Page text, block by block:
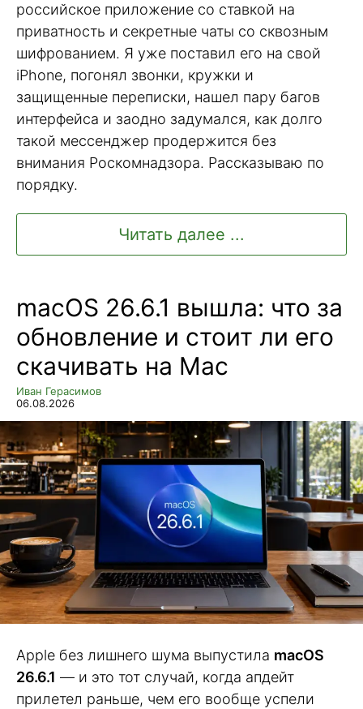
российское приложение со ставкой на
приватность и секретные чаты со сквозным
шифрованием. Я уже поставил его на свой
iPhone, погонял звонки, кружки и
защищенные переписки, нашел пару багов
интерфейса и заодно задумался, как долго
такой мессенджер продержится без
внимания Роскомнадзора. Рассказываю по
порядку.
Читать далее ...
macOS 26.6.1 вышла: что за
обновление и стоит ли его
скачивать на Mac
Иван Герасимов
06.08.2026
Apple без лишнего шума выпустила macOS
26.6.1 — и это тот случай, когда апдейт
прилетел раньше, чем его вообще успели